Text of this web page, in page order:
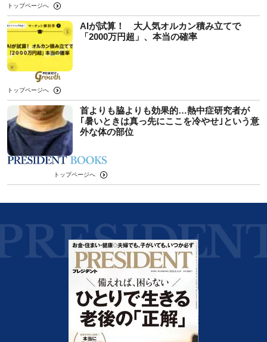
トップページへ
AIが試算！ 大人気オルカン積み立てで
「2000万円超」、本当の確率
トップページへ
首よりも脇よりも効果的…熱中症研究者が
｢暑いときは真っ先にここを冷やせ｣という意
外な体の部位
トップページへ